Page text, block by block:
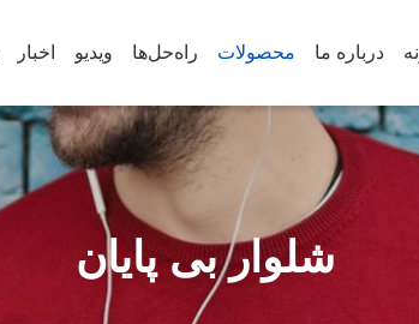
درباره ما محصولات راه‌حل‌ها ویدیو اخبار
شلوار بی پایان